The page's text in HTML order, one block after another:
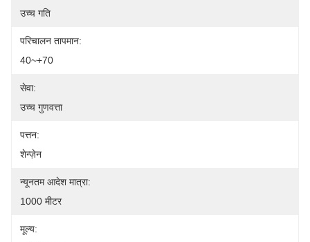
उच्च गति
परिचालन तापमान:
40~+70
सेवा:
उच्च गुणवत्ता
पत्तन:
शेन्ज़ेन
न्यूनतम आदेश मात्रा:
1000 मीटर
मूल्य: